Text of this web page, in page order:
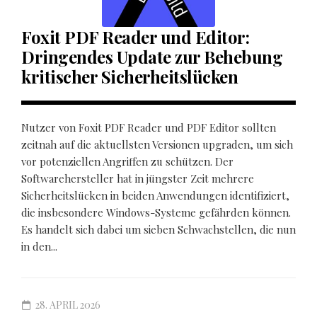
Foxit PDF Reader und Editor:
Dringendes Update zur Behebung
kritischer Sicherheitslücken
Nutzer von Foxit PDF Reader und PDF Editor sollten
zeitnah auf die aktuellsten Versionen upgraden, um sich
vor potenziellen Angriffen zu schützen. Der
Softwarehersteller hat in jüngster Zeit mehrere
Sicherheitslücken in beiden Anwendungen identifiziert,
die insbesondere Windows-Systeme gefährden können.
Es handelt sich dabei um sieben Schwachstellen, die nun
in den...
28. APRIL 2026